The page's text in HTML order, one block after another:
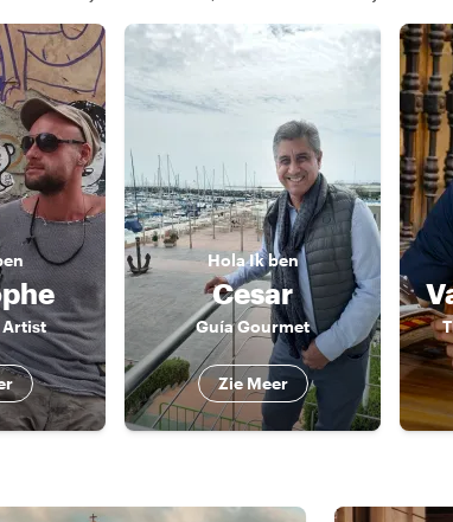
Artist
HolaIk ben
Cesar
Guía Gourmet
Zie Meer